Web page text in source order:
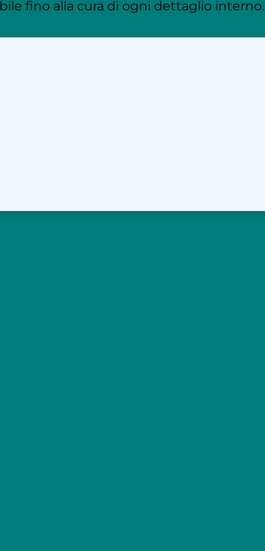
fino alla cura di ogni dettaglio interno.